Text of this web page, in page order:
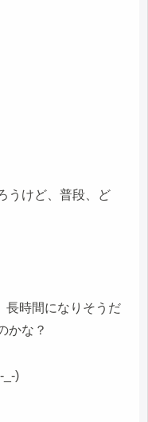
うけど、普段、ど
長時間になりそうだ
かな？
_-)